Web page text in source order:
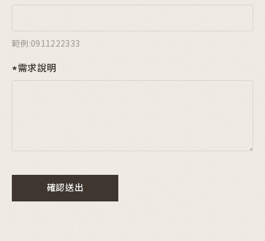
範例:0911222333
需求說明
確認送出